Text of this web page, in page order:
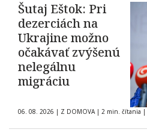
Šutaj Eštok: Pri
dezerciách na
Ukrajine možno
očakávať zvýšenú
nelegálnu
migráciu
06. 08. 2026 | Z DOMOVA | 2 min. čítania |